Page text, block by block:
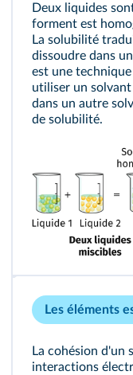
Deux liquides
forment est
La solubilité
dissoudre dans
est une
utiliser un
dans un autre
de solubilité.
Les éléments
La cohésion d'un
interactions